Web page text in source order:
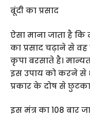
बूंदी का प्रसाद
ऐसा माना जाता है
का प्रसाद चढ़ाने से
कृपा बरसाते है।
इस उपाय को करने से
प्रकार के दोष से
इस मंत्र का 108 बार